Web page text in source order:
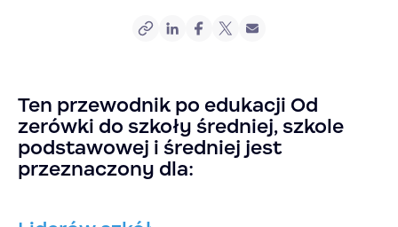
Ten przewodnik po edukacji Od
zerówki do szkoły średniej, szkole
podstawowej i średniej jest
przeznaczony dla: